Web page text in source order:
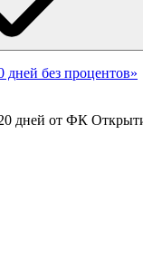
дней без процентов»